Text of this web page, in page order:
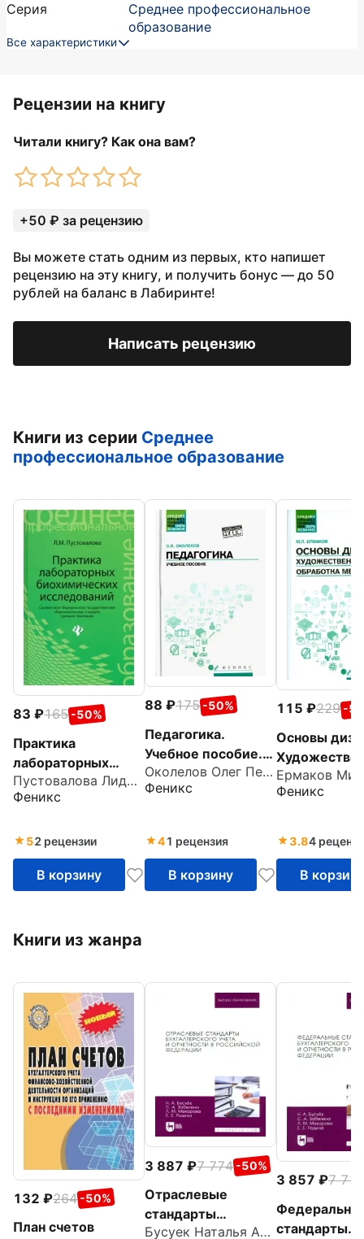
Серия
Среднее профессиональное
образование
Все характеристики
Рецензии на книгу
Читали книгу? Как она вам?
+50 ₽ за рецензию
Вы можете стать одним из первых, кто напишет
рецензию на эту книгу, и получить бонус — до 50
рублей на баланс в Лабиринте!
Написать рецензию
Книги из серии Среднее
профессиональное образование
83 165 -50%
Практика
лабораторных
биохимических
исследований
Пустовалова Лидия Михайловна
Феникс
52 рецензии
В корзину
88 175 -50%
Педагогика.
Учебное пособие.
ФГОС
Околелов Олег Петрович
Феникс
41 рецензия
В корзину
115 229 -
Основы
обработка
металла.
Феникс
3.84
В корзину
Книги из жанра
132 264 -50%
План счетов
3 887 7 774 -50%
Отраслевые
стандарты
бухгалтерского
Бусуек Наталья Александровна
3 857
7 714
стандарты